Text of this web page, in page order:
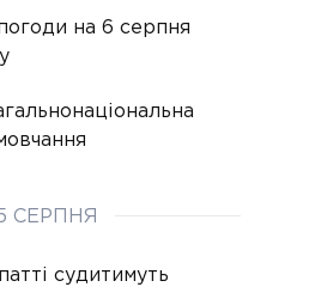
на 6 серпня
СЕРПНЯ
судитимуть